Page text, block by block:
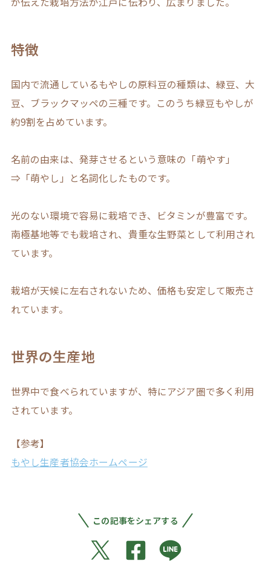
特徴
国内で流通しているもやしの原料豆の種類は、緑豆、大
豆、ブラックマッペの三種です。このうち緑豆もやしが
約9割を占めています。
名前の由来は、発芽させるという意味の「萌やす」
⇒「萌やし」と名詞化したものです。
光のない環境で容易に栽培でき、ビタミンが豊富です。
南極基地等でも栽培され、貴重な生野菜として利用され
ています。
栽培が天候に左右されないため、価格も安定して販売さ
れています。
世界の生産地
世界中で食べられていますが、特にアジア圏で多く利用
されています。
【参考】
もやし生産者協会ホームページ
この記事をシェアする